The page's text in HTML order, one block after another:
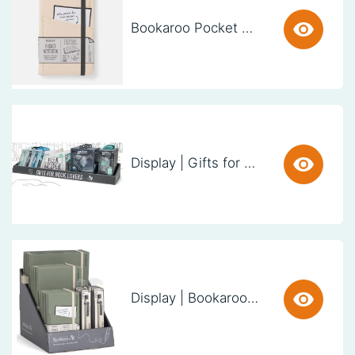
Bookaroo Pocket Notebook (A6) - CREAM
Display | Gifts for Book Lovers (60cm)
Display | Bookaroo Notebook & Pen - Fern